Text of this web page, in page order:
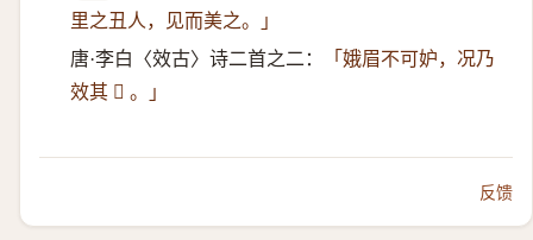
里之丑人，见而美之。」
唐·李白〈效古〉诗二首之二：
「娥眉不可妒，况乃
效其 𪾸 。」
反馈